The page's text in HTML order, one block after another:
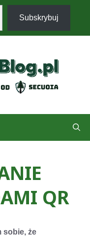
Subskrybuj
QR
sobie, że